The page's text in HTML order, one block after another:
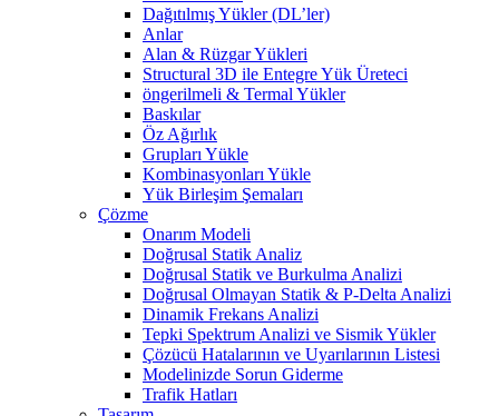
Dağıtılmış Yükler (DL’ler)
Anlar
Alan & Rüzgar Yükleri
Structural 3D ile Entegre Yük Üreteci
öngerilmeli & Termal Yükler
Baskılar
Öz Ağırlık
Grupları Yükle
Kombinasyonları Yükle
Yük Birleşim Şemaları
Çözme
Onarım Modeli
Doğrusal Statik Analiz
Doğrusal Statik ve Burkulma Analizi
Doğrusal Olmayan Statik & P-Delta Analizi
Dinamik Frekans Analizi
Tepki Spektrum Analizi ve Sismik Yükler
Çözücü Hatalarının ve Uyarılarının Listesi
Modelinizde Sorun Giderme
Trafik Hatları